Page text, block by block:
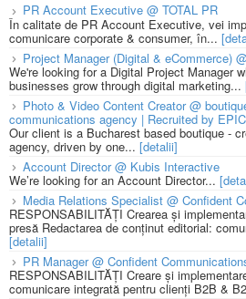
PR Account Executive @ TOTAL PR
În calitate de PR Account Executive, vei
comunicare corporate & consumer, în...
Project Manager (Digital & eCommerce)
We're looking for a Digital Project Manager
businesses grow through digital marketing...
Photo & Video Content Creator @
communications agency | Recruited by
Our client is a Bucharest based boutique -
agency, driven by one... [detalii]
Account Director @ Kubis Interactive
We’re looking for an Account Director...
Media Relations Specialist @ Confident
RESPONSABILITĂȚI Crearea și
presă Redactarea de conținut editorial:
[detalii]
PR Manager @ Confident
RESPONSABILITĂȚI Creare și
comunicare integrată pentru clienți B2B &